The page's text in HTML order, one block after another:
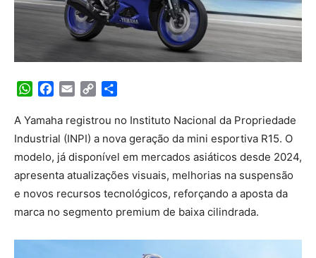
WhatsApp
Facebook
Email Copy
A Yamaha registrou no Instituto Nacional da Propriedade
Industrial (INPI) a nova geração da mini esportiva R15. O
modelo, já disponível em mercados asiáticos desde 2024,
apresenta atualizações visuais, melhorias na suspensão
e novos recursos tecnológicos, reforçando a aposta da
marca no segmento premium de baixa cilindrada.